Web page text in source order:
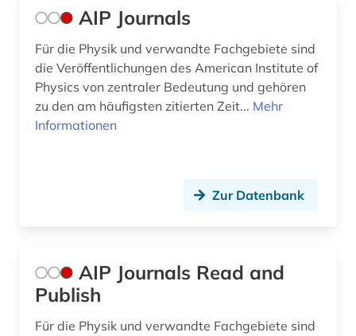
energiebewusstes bauen (1)
engineering &amp; technology (1)
enzyklopädie (4)
AIP Journals
Für die Physik und verwandte Fachgebiete sind
die Veröffentlichungen des American Institute of
Physics von zentraler Bedeutung und gehören
zu den am häufigsten zitierten Zeit... Mehr
Informationen
Zur Datenbank
AIP Journals Read and
Publish
Für die Physik und verwandte Fachgebiete sind